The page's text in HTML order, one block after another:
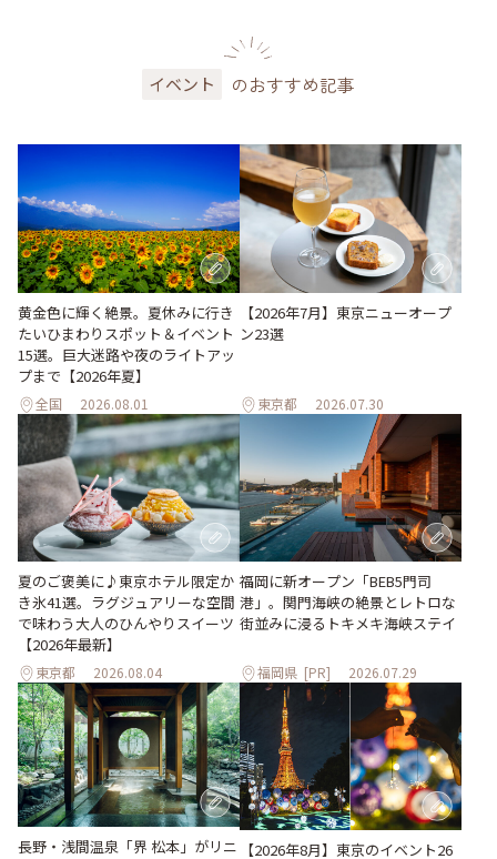
イベント のおすすめ記事
黄金色に輝く絶景。夏休みに行き
たいひまわりスポット＆イベント
15選。巨大迷路や夜のライトアッ
プまで【2026年夏】
全国 2026.08.01
【2026年7月】東京ニューオープ
ン23選
東京都 2026.07.30
夏のご褒美に♪東京ホテル限定か
き氷41選。ラグジュアリーな空間
で味わう大人のひんやりスイーツ
【2026年最新】
東京都 2026.08.04
福岡に新オープン「BEB5門司
港」。関門海峡の絶景とレトロな
街並みに浸るトキメキ海峡ステイ
福岡県 [PR] 2026.07.29
長野・浅間温泉「界 松本」がリニ 【2026年8月】東京のイベント26